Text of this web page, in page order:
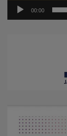
00:00